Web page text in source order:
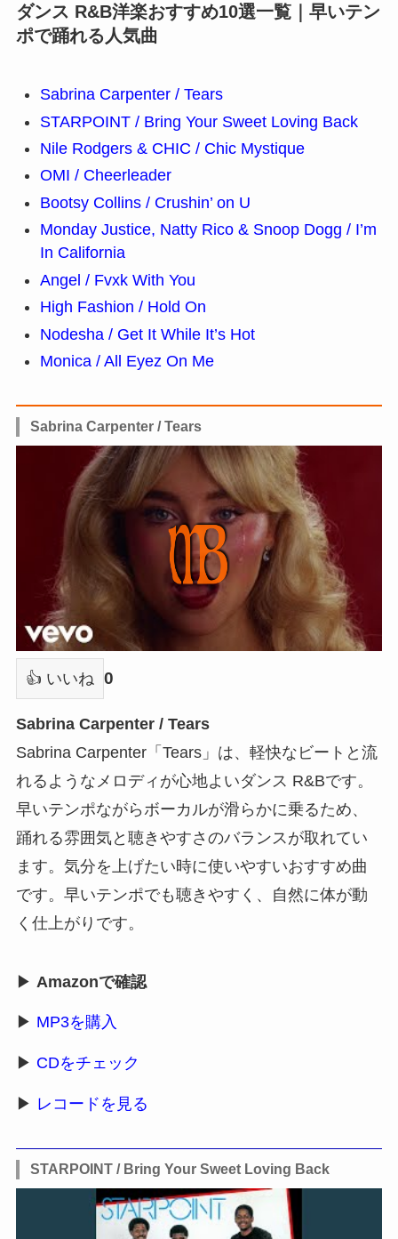
ダンス R&B洋楽おすすめ10選一覧｜早いテン
ポで踊れる人気曲
Sabrina Carpenter / Tears
STARPOINT / Bring Your Sweet Loving Back
Nile Rodgers & CHIC / Chic Mystique
OMI / Cheerleader
Bootsy Collins / Crushin’ on U
Monday Justice, Natty Rico & Snoop Dogg / I’m
In California
Angel / Fvxk With You
High Fashion / Hold On
Nodesha / Get It While It’s Hot
Monica / All Eyez On Me
Sabrina Carpenter / Tears
👍 いいね 0
Sabrina Carpenter / Tears
Sabrina Carpenter「Tears」は、軽快なビートと流
れるようなメロディが心地よいダンス R&Bです。
早いテンポながらボーカルが滑らかに乗るため、
踊れる雰囲気と聴きやすさのバランスが取れてい
ます。気分を上げたい時に使いやすいおすすめ曲
です。早いテンポでも聴きやすく、自然に体が動
く仕上がりです。
▶ Amazonで確認
▶ MP3を購入
▶ CDをチェック
▶ レコードを見る
STARPOINT / Bring Your Sweet Loving Back